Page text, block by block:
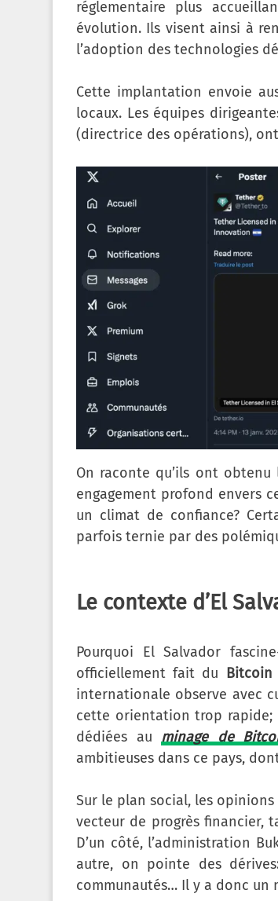
réglementaire plus
évolution. Ils visent ainsi à
l’adoption des technologies
Cette implantation envoie
locaux. Les équipes
(directrice des opérations),
On raconte qu’ils ont
engagement profond envers
un climat de confiance?
parfois ternie par des
Le contexte d’El
Pourquoi El Salvador
officiellement fait du Bitcoin
internationale observe avec
cette orientation trop rapide;
dédiées au minage de
ambitieuses dans ce pays,
Sur le plan social, les
vecteur de progrès financier,
D’un côté, l’administration
autre, on pointe des
communautés… Il y a donc un